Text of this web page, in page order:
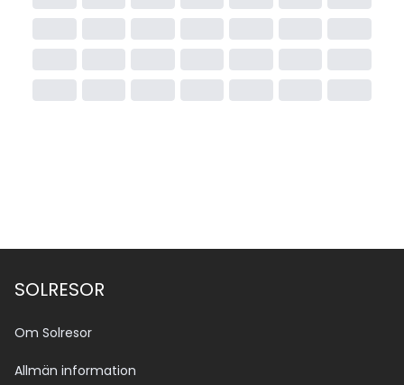
SOLRESOR
Om Solresor
Allmän information